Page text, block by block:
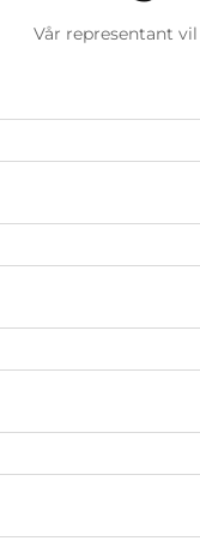
Vår representant